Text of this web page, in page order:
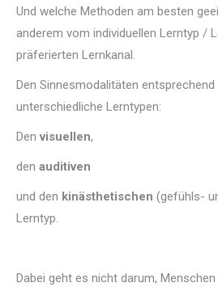
Und welche Methoden am besten
anderem vom individuellen Lerntyp /
präferierten Lernkanal.
Den Sinnesmodalitäten
unterschiedliche Lerntypen:
Den visuellen,
den auditiven
und den kinästhetischen (gefühls-
Lerntyp.
Dabei geht es nicht darum,